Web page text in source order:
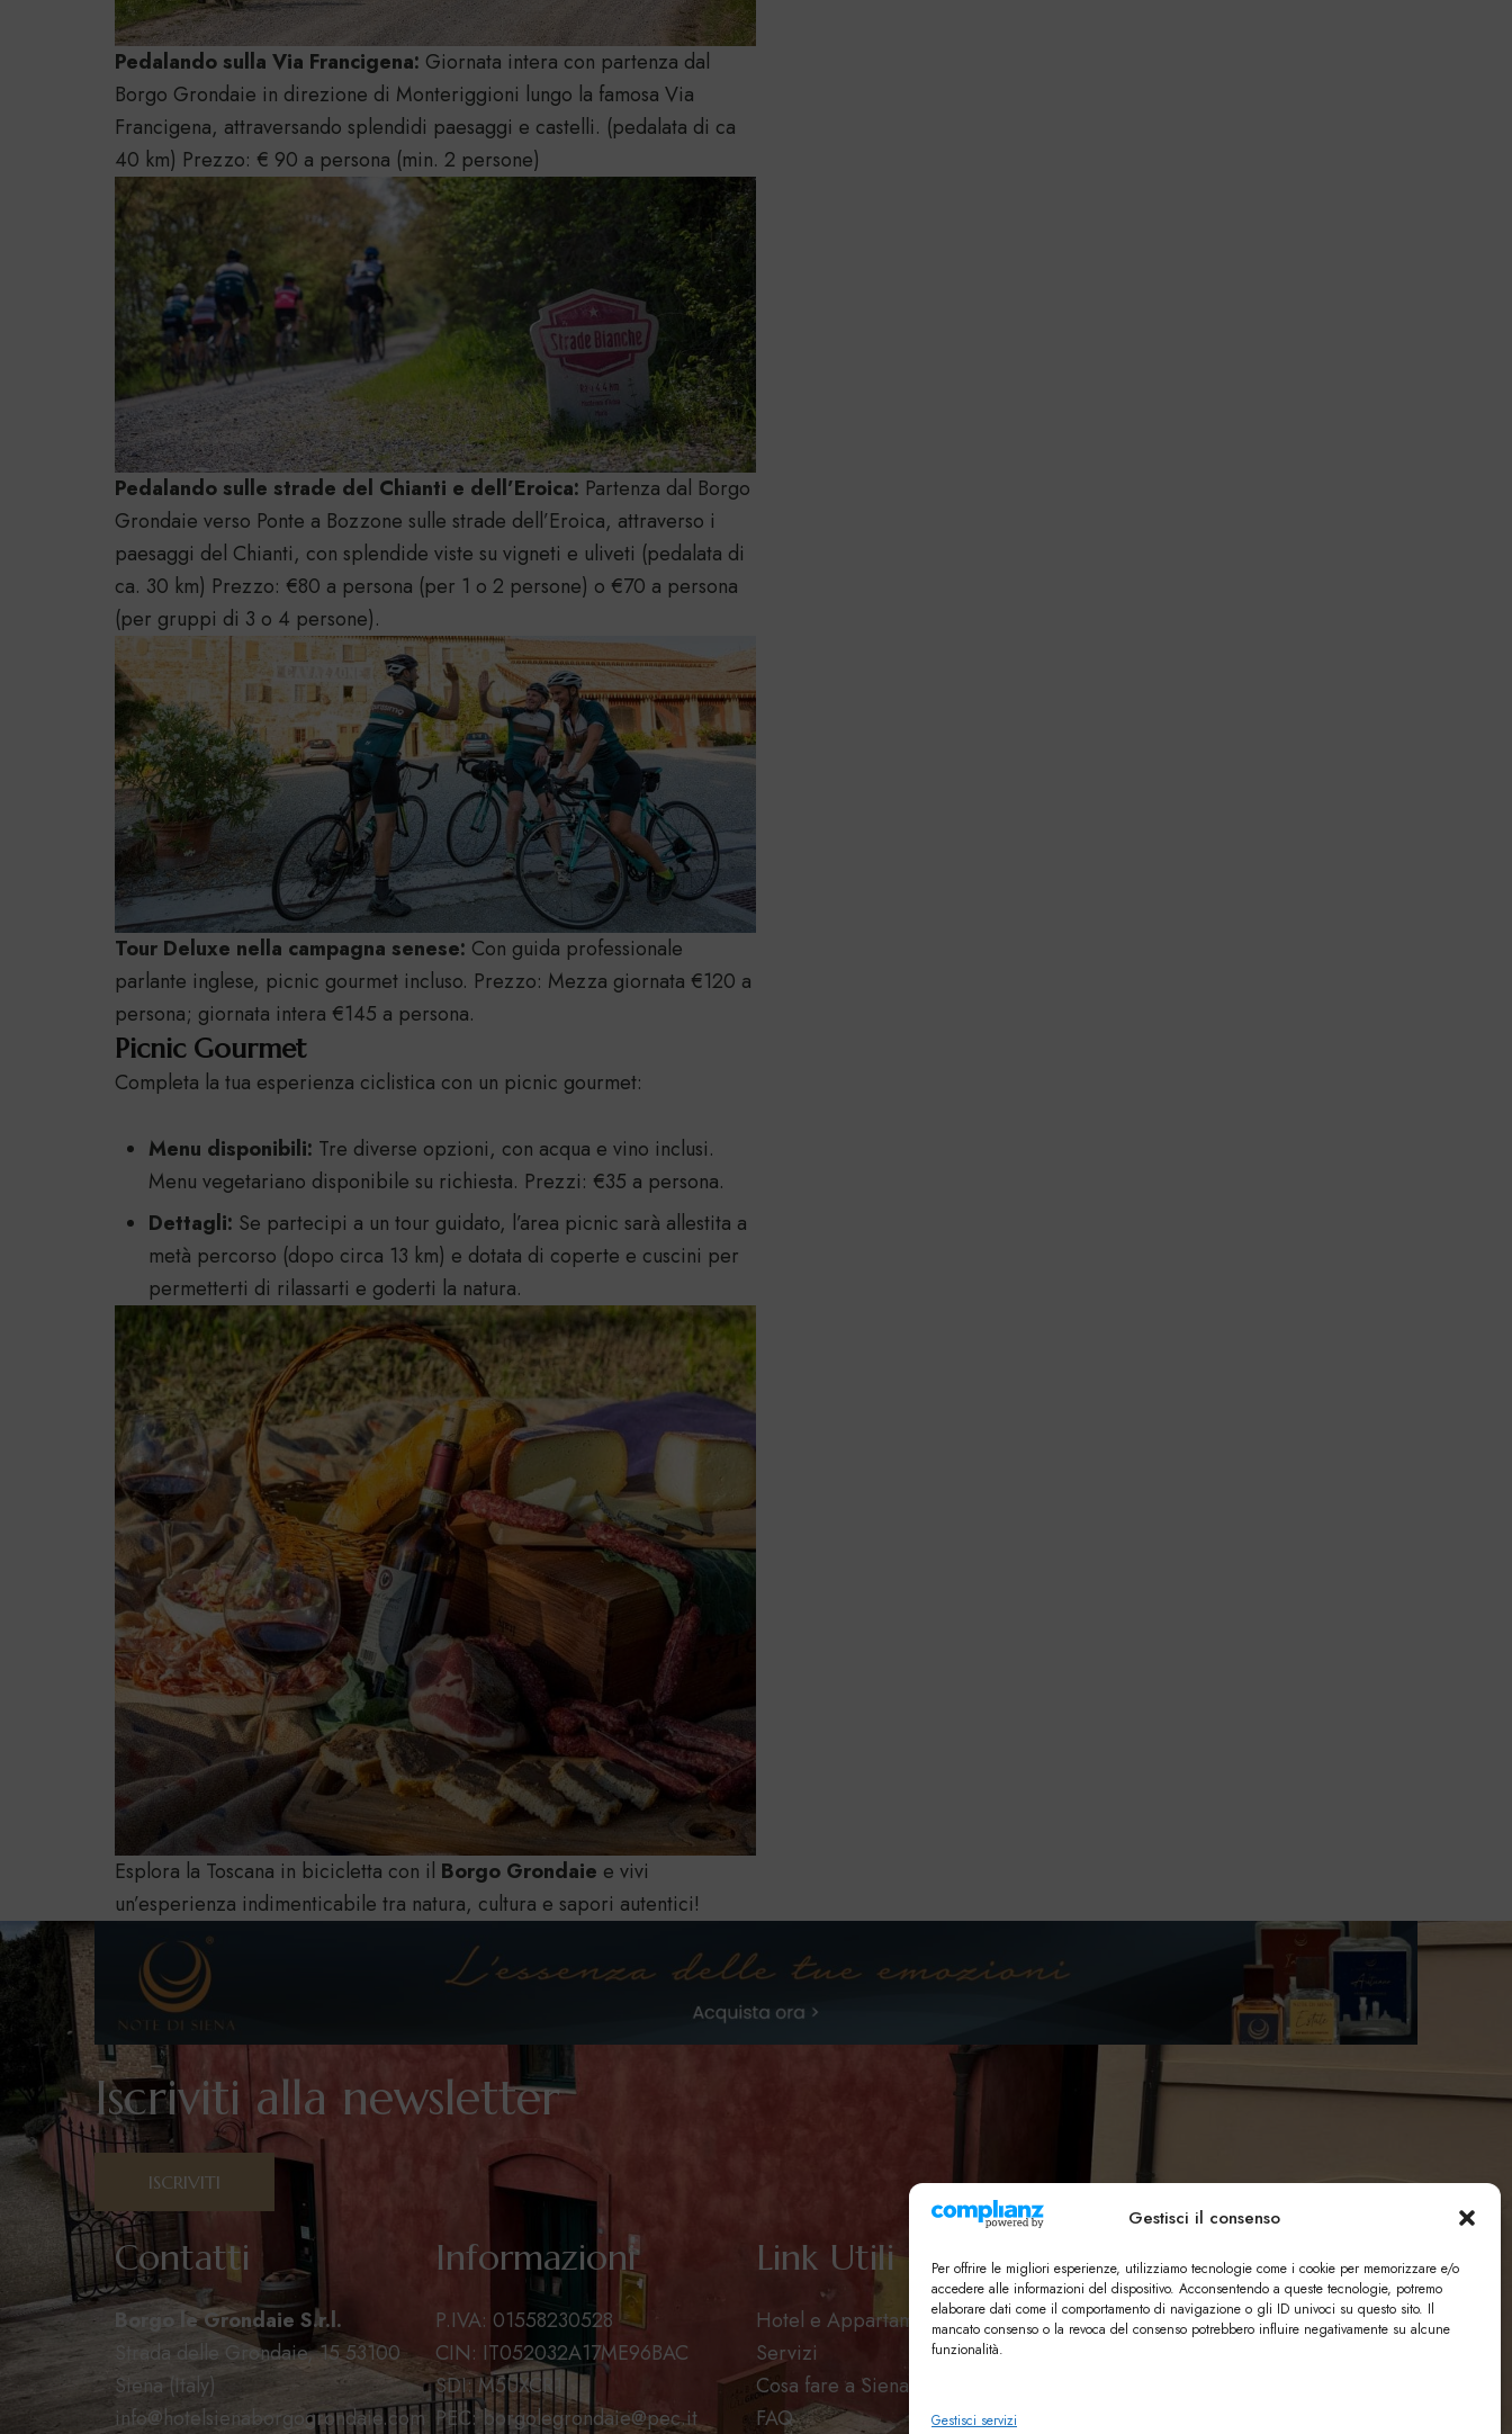
Gestisci il consenso
Per offrire le migliori esperienze, utilizziamo tecnologie come i cookie per memorizzare e/o
accedere alle informazioni del dispositivo. Acconsentendo a queste tecnologie, potremo
elaborare dati come il comportamento di navigazione o gli ID univoci su questo sito. Il
mancato consenso o la revoca del consenso potrebbero influire negativamente su alcune
funzionalità.
Gestisci servizi
Pedalando sulla Via Francigena: Giornata intera con partenza dal
Borgo Grondaie in direzione di Monteriggioni lungo la famosa Via
Francigena, attraversando splendidi paesaggi e castelli. (pedalata di ca
40 km) Prezzo: € 90 a persona (min. 2 persone)
Pedalando sulle strade del Chianti e dell’Eroica: Partenza dal Borgo
Grondaie verso Ponte a Bozzone sulle strade dell’Eroica, attraverso i
paesaggi del Chianti, con splendide viste su vigneti e uliveti (pedalata di
ca. 30 km) Prezzo: €80 a persona (per 1 o 2 persone) o €70 a persona
(per gruppi di 3 o 4 persone).
Tour Deluxe nella campagna senese: Con guida professionale
parlante inglese, picnic gourmet incluso. Prezzo: Mezza giornata €120 a
persona; giornata intera €145 a persona.
Picnic Gourmet
Completa la tua esperienza ciclistica con un picnic gourmet:
Menu disponibili: Tre diverse opzioni, con acqua e vino inclusi.
Menu vegetariano disponibile su richiesta. Prezzi: €35 a persona.
Dettagli: Se partecipi a un tour guidato, l’area picnic sarà allestita a
metà percorso (dopo circa 13 km) e dotata di coperte e cuscini per
permetterti di rilassarti e goderti la natura.
Esplora la Toscana in bicicletta con il Borgo Grondaie e vivi
un’esperienza indimenticabile tra natura, cultura e sapori autentici!
Iscriviti alla newsletter
ISCRIVITI
Contatti
Borgo le Grondaie S.r.l.
Strada delle Grondaie, 15 53100
Siena (Italy)
info@hotelsienaborgogrondaie.com
Informazioni
P.IVA: 01558230528
CIN: IT052032A17ME96BAC
SDI: M5UXCR1
PEC: borgolegrondaie@pec.it
Link Utili
Hotel e Appartamenti
Servizi
Cosa fare a Siena
FAQ